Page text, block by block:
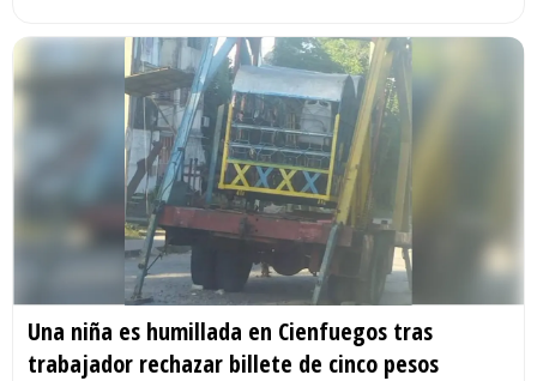
Una niña es humillada en Cienfuegos tras
trabajador rechazar billete de cinco pesos